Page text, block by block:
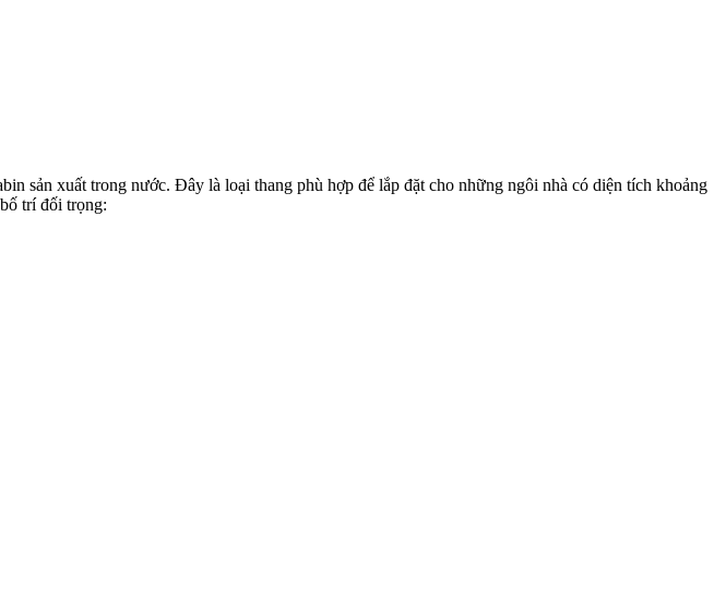
sản xuất trong nước. Đây là loại thang phù hợp để lắp đặt cho những ngôi nhà có diện tích khoảng
trí đối trọng: